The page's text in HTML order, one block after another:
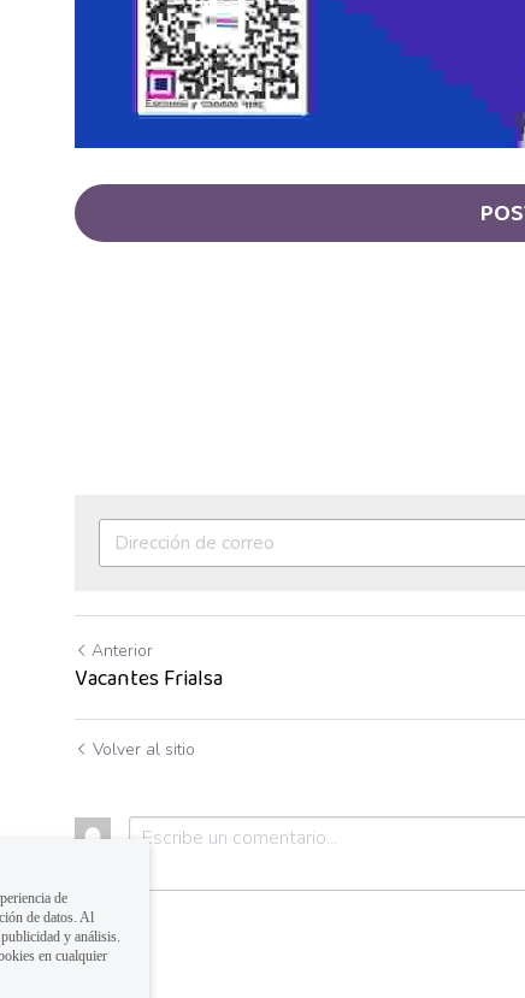
Anterior
Vacantes Frialsa
Volver al sitio
de
de datos. Al
y análisis.
en cualquier